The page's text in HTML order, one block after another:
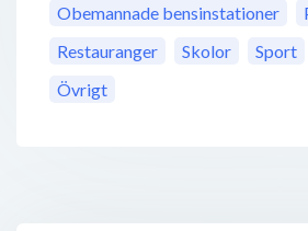
Obemannade bensinstationer
Restauranger
Skolor Sport
Övrigt